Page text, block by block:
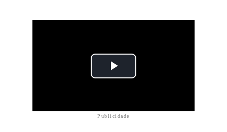
Publicidade